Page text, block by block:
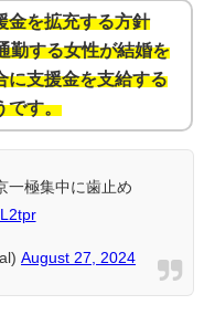
金を拡充する方針
勤する女性が結婚を
に支援金を支給する
です。
一極集中に歯止め
August 27, 2024